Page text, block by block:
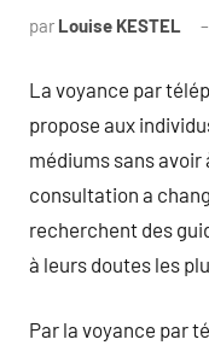
par Louise KESTEL
La voyance par
propose aux
médiums sans avoir
consultation a
recherchent des
à leurs doutes les
Par la voyance par